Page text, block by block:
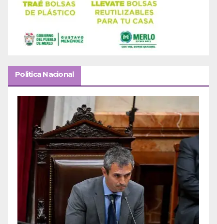
Politica Nacional